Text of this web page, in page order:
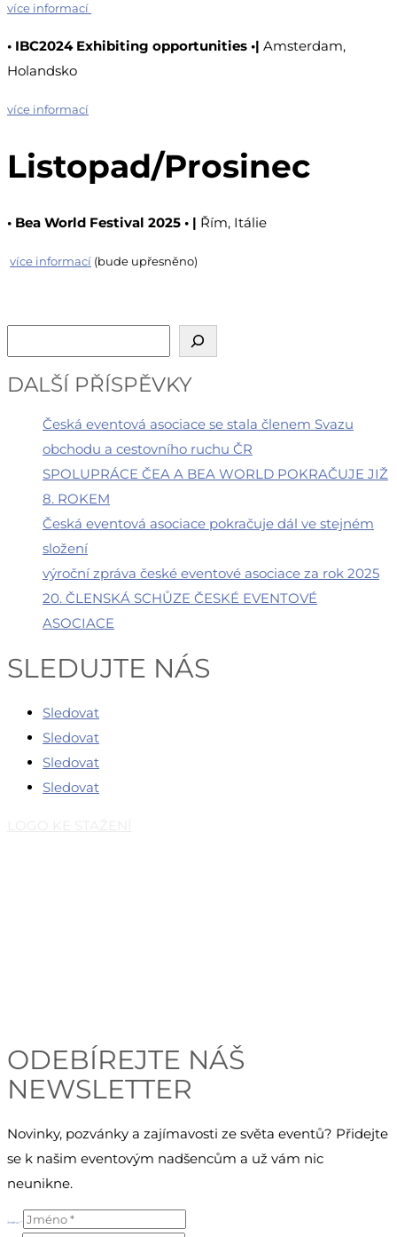
více informací
• IBC2024 Exhibiting opportunities •| Amsterdam,
Holandsko
více informací
Listopad/Prosinec
• Bea World Festival 2025 • | Řím, Itálie
více informací (bude upřesněno)
DALŠÍ PŘÍSPĚVKY
Česká eventová asociace se stala členem Svazu
obchodu a cestovního ruchu ČR
SPOLUPRÁCE ČEA A BEA WORLD POKRAČUJE JIŽ
8. ROKEM
Česká eventová asociace pokračuje dál ve stejném
složení
výroční zpráva české eventové asociace za rok 2025
20. ČLENSKÁ SCHŮZE ČESKÉ EVENTOVÉ
ASOCIACE
SLEDUJTE NÁS
Sledovat
Sledovat
Sledovat
Sledovat
ODEBÍREJTE NÁŠ
NEWSLETTER
Novinky, pozvánky a zajímavosti ze světa eventů? Přidejte
se k našim eventovým nadšencům a už vám nic
neunikne.
Jméno *